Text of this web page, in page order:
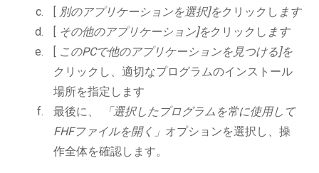
[ 別のアプリケーションを選択]をクリックし ます
[ その他のアプリケーション]をクリックし ます
[ このPCで他のアプリケーションを見つける]を
クリックし、適切なプログラムのインストール
場所を指定します
最後に、
「選択したプログラムを常に使用して
FHFファイルを開く」 オプションを選択し、操
作全体を確認します。